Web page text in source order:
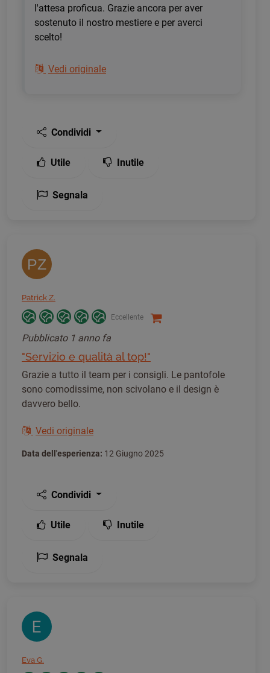
l'attesa proficua. Grazie ancora per aver
sostenuto il nostro mestiere e per averci
scelto!
Vedi originale
Condividi
Utile Inutile
Segnala
PZ
Patrick Z.
Eccellente
Pubblicato 1 anno fa
"Servizio e qualità al top!"
Grazie a tutto il team per i consigli. Le pantofole
sono comodissime, non scivolano e il design è
davvero bello.
Vedi originale
Data dell'esperienza: 12 Giugno 2025
Condividi
Utile Inutile
Segnala
Eva G.